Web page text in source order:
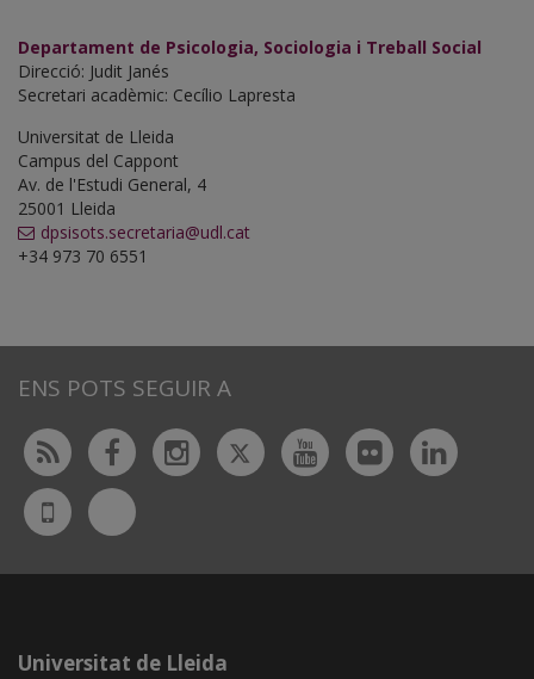
Departament de Psicologia, Sociologia i Treball Social
Direcció: Judit Janés
Secretari acadèmic: Cecílio Lapresta
Universitat de Lleida
Campus del Cappont
Av. de l'Estudi General, 4
25001 Lleida
dpsisots.secretaria@udl.cat
+34 973 70 6551
ENS POTS SEGUIR A
Rss FacebookInstagram
TwitterYoutubeFlickr
UdL
App
Bluesky
Universitat de Lleida